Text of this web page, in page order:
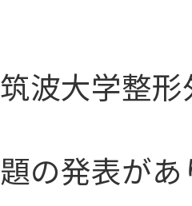
筑波大学整
題の発表が